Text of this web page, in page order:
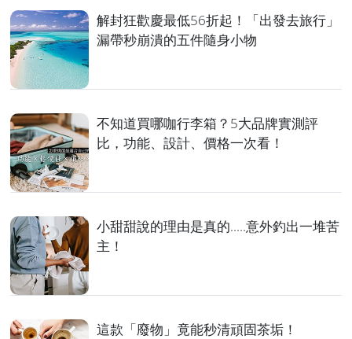
解封狂歡慶最低56折起！「出發去旅行」
漏帶秒崩潰的五件隨身小物
不知道買哪咖行李箱？5大品牌實測評
比，功能、設計、價格一次看！
小甜甜說的理由是真的.....意外釣出一堆苦
主！
這款「廢物」竟能秒清頑固茶垢！